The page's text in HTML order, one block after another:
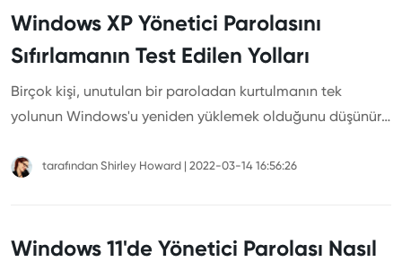
Windows XP Yönetici Parolasını
Sıfırlamanın Test Edilen Yolları
Birçok kişi, unutulan bir paroladan kurtulmanın tek
yolunun Windows'u yeniden yüklemek olduğunu düşünür.
unuttuysanız, BEKLEYİN! Veri kaybetmeden veya
tarafından Shirley Howard | 2022-03-14 16:56:26
Windows 11'de Yönetici Parolası Nasıl